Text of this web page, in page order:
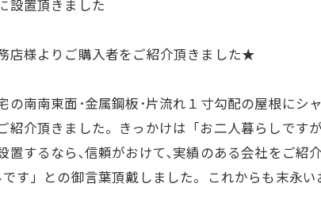
設置頂きました
店様よりご購入者をご紹介頂きました★
の南南東面･金属鋼板･片流れ１寸勾配の屋根に
紹介頂きました。きっかけは「お二人暮らしです
置するなら､信頼がおけて､実績のある会社をご
す」との御言葉頂戴しました。これからも末永い